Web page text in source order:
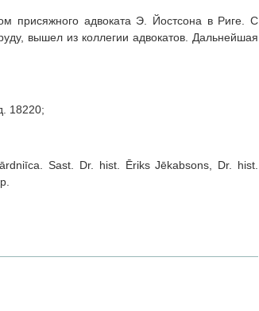
присяжного адвоката Э. Йостсона в Риге. С
вышел из коллегии адвокатов. Дальнейшая
18220;
Sast. Dr. hist. Ēriks Jēkabsons, Dr. hist.